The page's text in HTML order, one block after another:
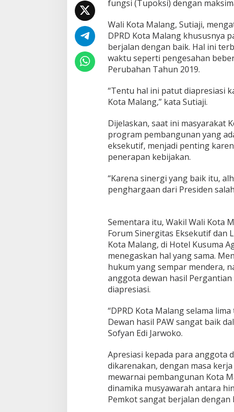
A
r
e
a
s
K
n
r
j
a
P
D
fungsi (Tupoksi) dengan
Wali Kota Malang, Sutiaji,
DPRD Kota Malang khususnya
berjalan dengan baik. Hal ini
waktu seperti pengesahan
Perubahan Tahun 2019.
“Tentu hal ini patut diapresiasi
Kota Malang,” kata Sutiaji.
Dijelaskan, saat ini masyarakat
program pembangunan yang
eksekutif, menjadi penting
penerapan kebijakan.
“Karena sinergi yang baik itu,
penghargaan dari Presiden
Sementara itu, Wakil Wali Kota
Forum Sinergitas Eksekutif dan
Kota Malang, di Hotel Kusuma
menegaskan hal yang sama.
hukum yang sempar mendera,
anggota dewan hasil
diapresiasi.
“DPRD Kota Malang selama
Dewan hasil PAW sangat baik
Sofyan Edi Jarwoko.
Apresiasi kepada para anggota
dikarenakan, dengan masa
mewarnai pembangunan Kota
dinamika musyawarah antara
Pemkot sangat berjalan dengan